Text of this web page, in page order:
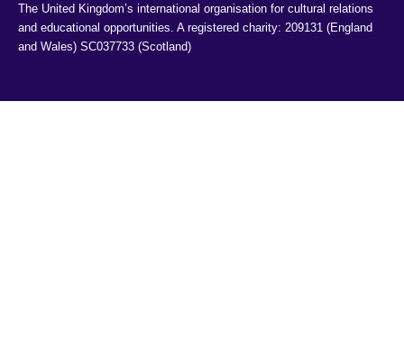
The United Kingdom’s international organisation for cultural relations
and educational opportunities. A registered charity: 209131 (England
and Wales) SC037733 (Scotland)